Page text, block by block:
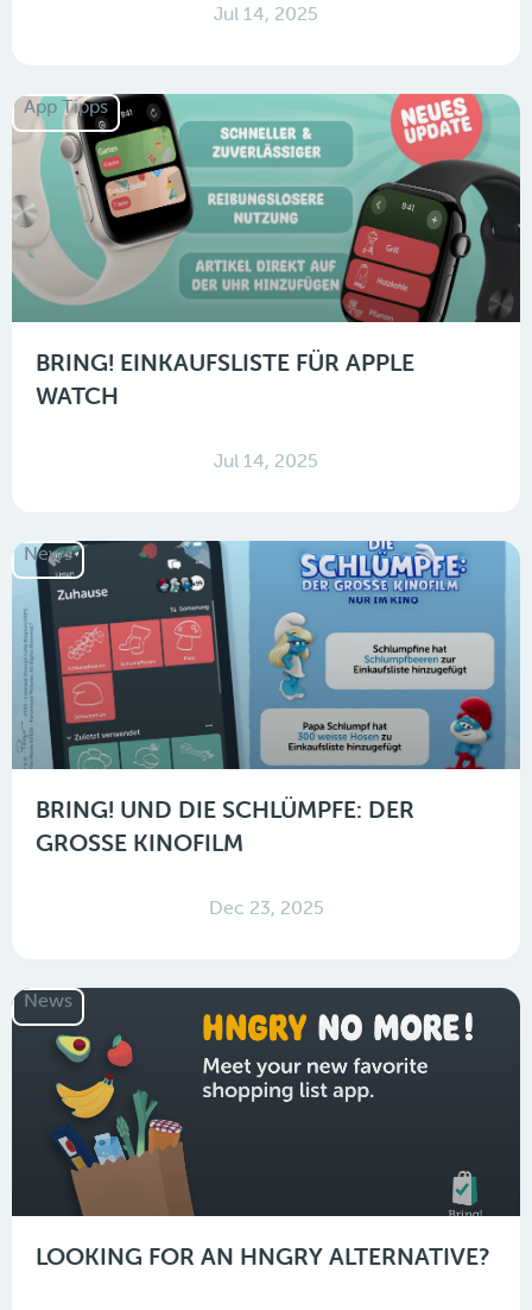
Jul 14, 2025
App Tipps
BRING! EINKAUFSLISTE FÜR APPLE
WATCH
Jul 14, 2025
News
BRING! UND DIE SCHLÜMPFE: DER
GROSSE KINOFILM
Dec 23, 2025
News
LOOKING FOR AN HNGRY ALTERNATIVE?